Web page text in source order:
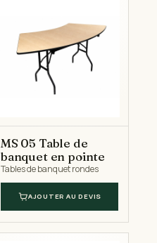
MS 05 Table de
banquet en pointe
Tables de banquet rondes
AJOUTER AU DEVIS